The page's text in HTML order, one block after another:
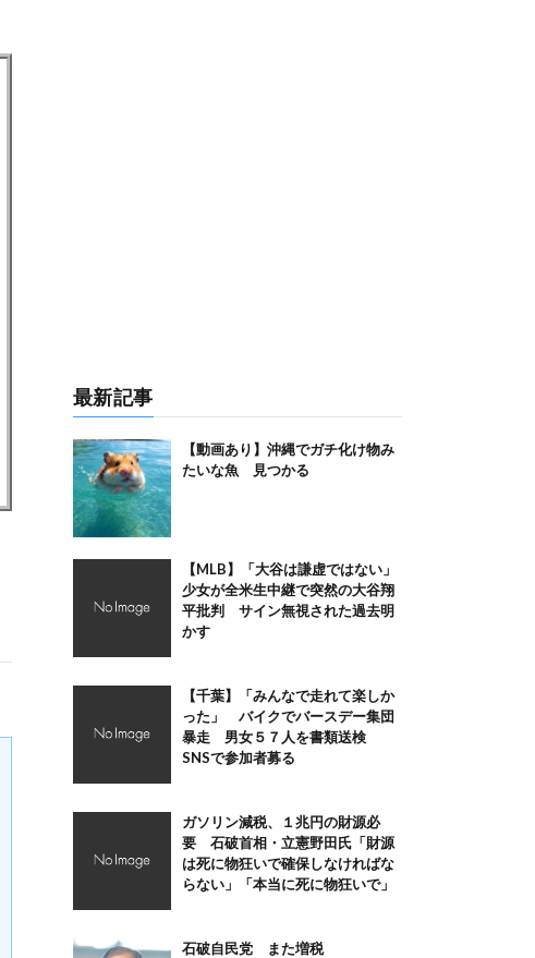
最新記事
【動画あり】沖縄でガチ化け物み
たいな魚 見つかる
【MLB】「大谷は謙虚ではない」
少女が全米生中継で突然の大谷翔
平批判 サイン無視された過去明
かす
【千葉】「みんなで走れて楽しか
った」 バイクでバースデー集団
暴走 男女５７人を書類送検
SNSで参加者募る
ガソリン減税、１兆円の財源必
要 石破首相・立憲野田氏「財源
は死に物狂いで確保しなければな
らない」「本当に死に物狂いで」
石破自民党 また増税